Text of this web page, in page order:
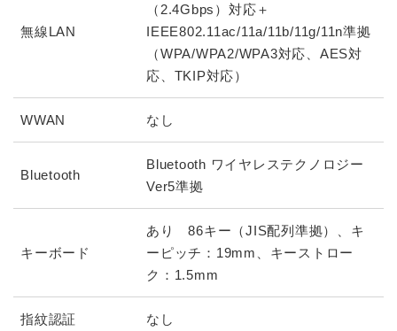
無線LAN
（2.4Gbps）対応＋
IEEE802.11ac/11a/11b/11g/11n準拠
（WPA/WPA2/WPA3対応、AES対
応、TKIP対応）
WWAN なし
Bluetooth
Bluetooth ワイヤレステクノロジー
Ver5準拠
キーボード
あり 86キー（JIS配列準拠）、キ
ーピッチ：19mm、キーストロー
ク：1.5mm
指紋認証 なし